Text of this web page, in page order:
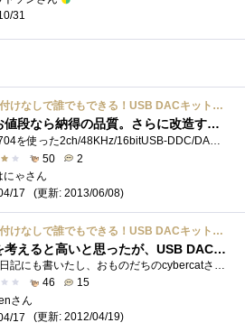
31
ハンダ付けなしで誰でもできる！USB DACキットではじめる高音質PCオーディオ
このお値段なら納得の品質。さらに改造する楽しみがある！
50
2
にゃさん
17
(更新: 2013/06/08)
ハンダ付けなしで誰でもできる！USB DACキットではじめる高音質PCオーディオ
製品を考えると高いと思ったが、USB DACを持っていないので買ってみました。
46
15
さん
17
(更新: 2012/04/19)